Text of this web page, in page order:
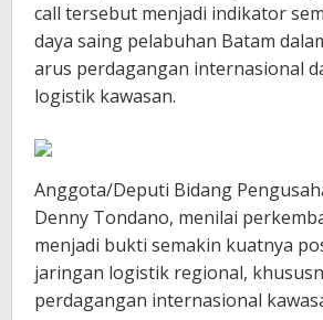
call tersebut menjadi indikator
daya saing pelabuhan Batam
arus perdagangan internasional
logistik kawasan.
Anggota/Deputi Bidang
Denny Tondano, menilai
menjadi bukti semakin kuatnya
jaringan logistik regional,
perdagangan internasional